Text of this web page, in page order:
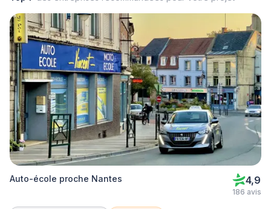
Auto-école proche Nantes 4,9
186 avis